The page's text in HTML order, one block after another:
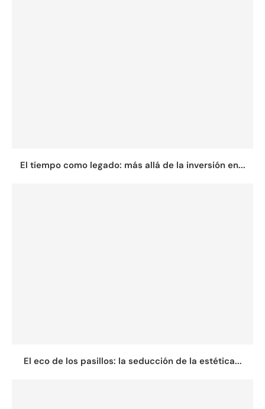
El tiempo como legado: más allá de la inversión en...
El eco de los pasillos: la seducción de la estética...